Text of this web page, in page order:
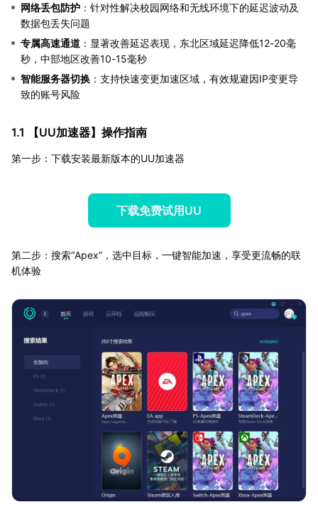
网络丢包防护 ：针对性解决校园网络和无线环境下的延迟波动及
数据包丢失问题
专属高速通道 ：显著改善延迟表现，东北区域延迟降低12-20毫
秒，中部地区改善10-15毫秒
智能服务器切换 ：支持快速变更加速区域，有效规避因IP变更导
致的账号风险
1.1 【UU加速器】操作指南
第一步：下载安装最新版本的UU加速器
下载免费试用UU
第二步：搜索“Apex”，选中目标，一键智能加速，享受更流畅的联
机体验